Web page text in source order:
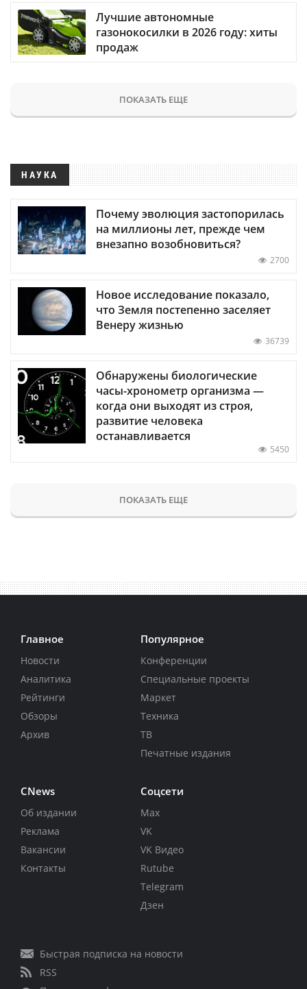
Лучшие автономные
газонокосилки в 2026 году: хиты
продаж
ПОКАЗАТЬ ЕЩЕ
НАУКА
Почему эволюция застопорилась
на миллионы лет, прежде чем
внезапно возобновиться?
2700
Новое исследование показало,
что Земля постепенно заселяет
Венеру жизнью
36739
Обнаружены биологические
часы-хронометр организма —
когда они выходят из строя,
развитие человека
останавливается
5450
ПОКАЗАТЬ ЕЩЕ
Главное
Новости
Аналитика
Рейтинги
Обзоры
Архив
Популярное
Конференции
Специальные проекты
Маркет
Техника
ТВ
Печатные издания
CNews
Об издании
Реклама
Вакансии
Контакты
Соцсети
Max
VK
VK Видео
Rutube
Telegram
Дзен
Быстрая подписка на новости
RSS